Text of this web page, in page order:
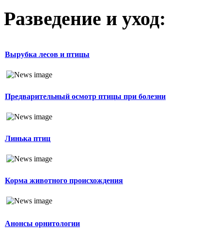
Разведение и уход:
Вырубка лесов и птицы
Предварительный осмотр птицы при болезни
Линька птиц
Корма животного происхождения
Анонсы орнитологии